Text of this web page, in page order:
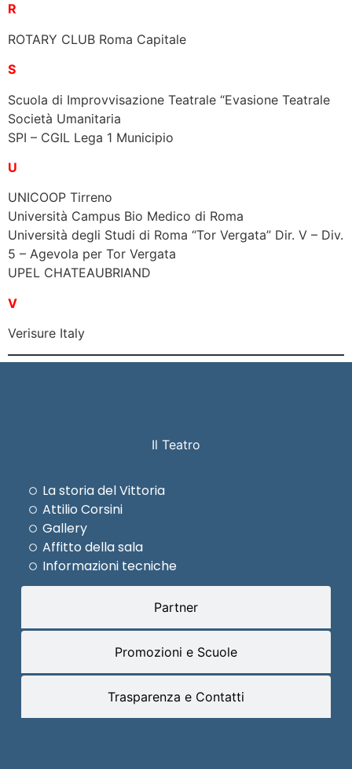
R
ROTARY CLUB Roma Capitale
S
Scuola di Improvvisazione Teatrale “Evasione Teatrale
Società Umanitaria
SPI – CGIL Lega 1 Municipio
U
UNICOOP Tirreno
Università Campus Bio Medico di Roma
Università degli Studi di Roma “Tor Vergata” Dir. V – Div.
5 – Agevola per Tor Vergata
UPEL CHATEAUBRIAND
V
Verisure Italy
Il Teatro
Partner
Promozioni e Scuole
Trasparenza e Contatti
La storia del Vittoria
Attilio Corsini
Gallery
Affitto della sala
Informazioni tecniche